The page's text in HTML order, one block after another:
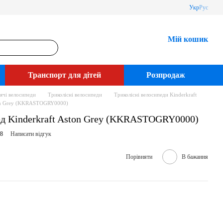
УкрРус
Мій кошик
Транспорт для дітей Розпродаж
велосипеди Триколісні велосипеди
Триколісні велосипеди Kinderkraft
Grey (KKRASTOGRY0000)
Kinderkraft Aston Grey (KKRASTOGRY0000)
Написати відгук
Порівняти В бажання